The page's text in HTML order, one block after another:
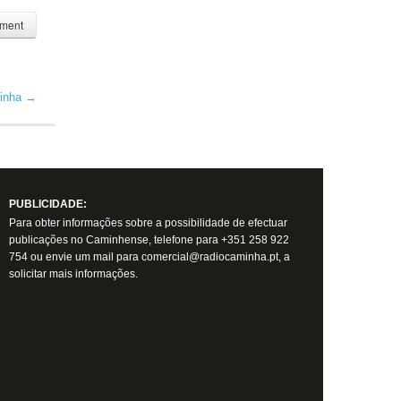
→
PUBLICIDADE:
Para obter informações sobre a possibilidade de efectuar
publicações no Caminhense, telefone para +351 258 922
754 ou envie um mail para comercial@radiocaminha.pt, a
solicitar mais informações.